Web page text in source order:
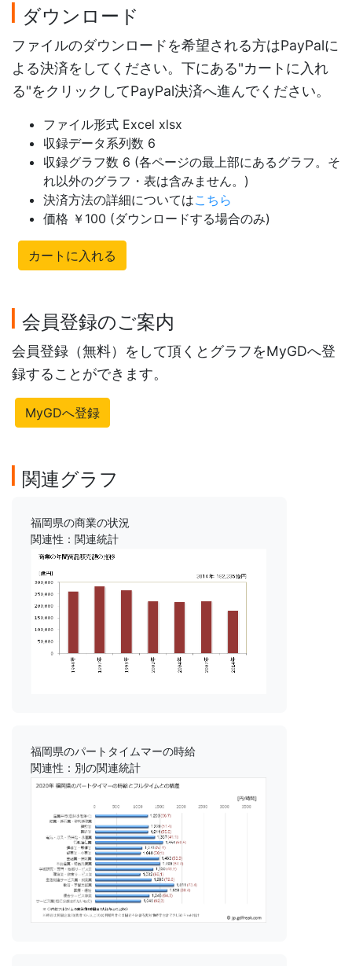
ダウンロード
ファイルのダウンロードを希望される方はPayPalに
よる決済をしてください。下にある"カートに入れ
る"をクリックしてPayPal決済へ進んでください。
ファイル形式 Excel xlsx
収録データ系列数 6
収録グラフ数 6 (各ページの最上部にあるグラフ。そ
れ以外のグラフ・表は含みません。)
決済方法の詳細についてはこちら
価格 ￥100 (ダウンロードする場合のみ)
カートに入れる
会員登録のご案内
会員登録（無料）をして頂くとグラフをMyGDへ登
録することができます。
MyGDへ登録
関連グラフ
福岡県の商業の状況
関連性：関連統計
福岡県のパートタイムマーの時給
関連性：別の関連統計